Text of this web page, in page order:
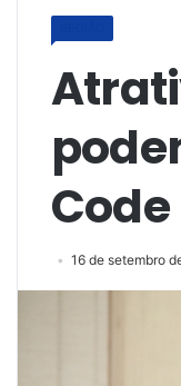
Code
16 de setembro